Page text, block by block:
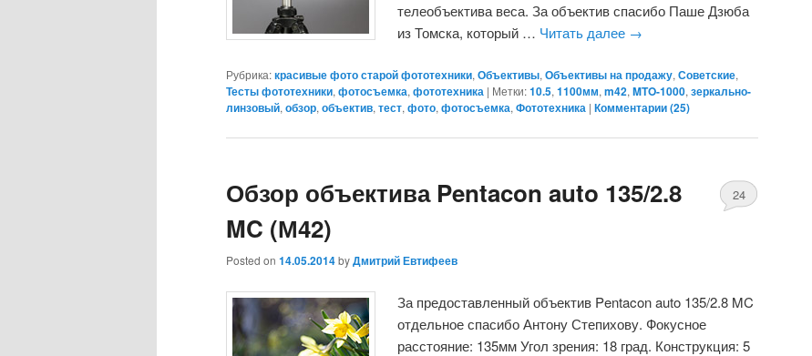
телеобъектива веса. За объектив спасибо Паше Дзюба
из Томска, который … Читать далее →
Рубрика:красивые фото старой фототехники, Объективы, Объективы на продажу, Советские,
Тесты фототехники, фотосъемка, фототехника | Метки:10.5, 1100мм, m42, MTO-1000, зеркально-
линзовый, обзор, объектив, тест, фото, фотосъемка, Фототехника | Комментарии (25)
Обзор объектива Pentacon auto 135/2.8
MC (М42)
Posted on 14.05.2014byДмитрий Евтифеев
24
За предоставленный объектив Pentacon auto 135/2.8 MC
отдельное спасибо Антону Степихову. Фокусное
расстояние: 135мм Угол зрения: 18 град. Конструкция: 5